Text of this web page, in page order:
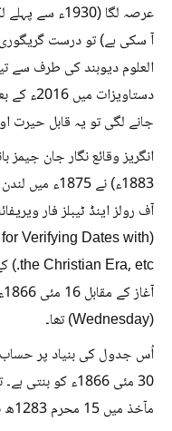
عرصہ لگا
آ سکی ہے) تو درست
العلوم دیوبند کی طرف سے
جانے لگی تو یہ قابل حیرت
1883ء) نے
آف رولز اینڈ ٹیبلز فار
Verifying Dates with
(Wednesday) تھا۔
30 مئی 1866ء کو
مآخذ میں 15 محرم 1283ھ بروز پنج شنبہ (جمعرات) مذکور ہے۔